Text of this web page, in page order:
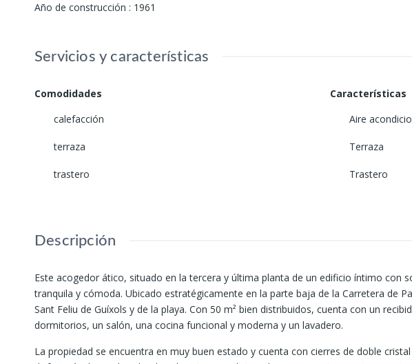
Año de construcción : 1961
Servicios y características
Comodidades
calefacción
terraza
trastero
Características
Aire
Terraza
Trastero
Descripción
Este acogedor ático, situado en la tercera y última planta de un edificio íntimo con
tranquila y cómoda. Ubicado estratégicamente en la parte baja de la Carretera de
Sant Feliu de Guíxols y de la playa. Con 50 m² bien distribuidos, cuenta con un
dormitorios, un salón, una cocina funcional y moderna y un lavadero.
La propiedad se encuentra en muy buen estado y cuenta con cierres de doble